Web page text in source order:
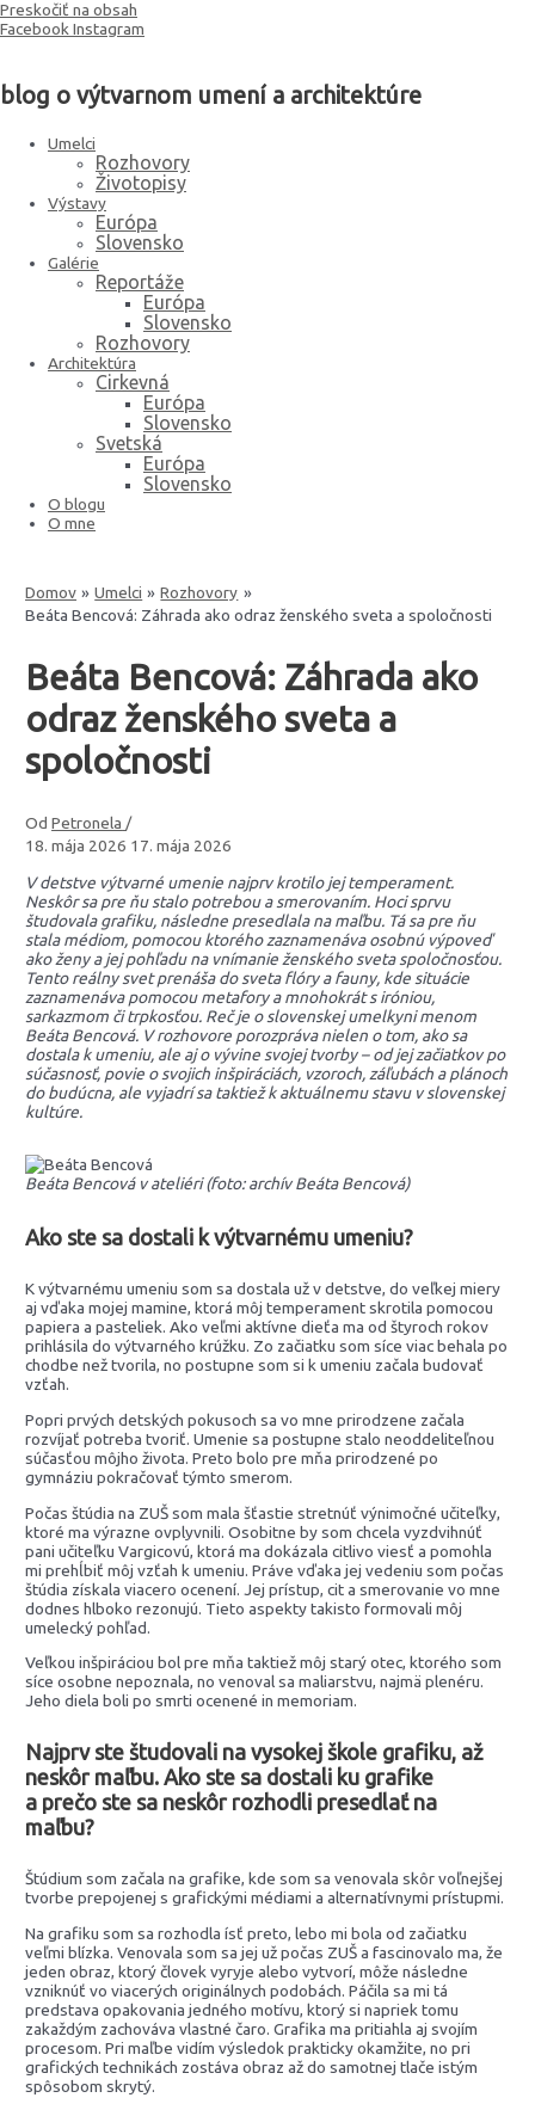
Preskočiť na obsah
Facebook Instagram
blog o výtvarnom umení a architektúre
Umelci
Rozhovory
Životopisy
Výstavy
Európa
Slovensko
Galérie
Reportáže
Európa
Slovensko
Rozhovory
Architektúra
Cirkevná
Európa
Slovensko
Svetská
Európa
Slovensko
O blogu
O mne
Domov Umelci
Rozhovory
Beáta Bencová: Záhrada ako odraz ženského sveta a spoločnosti
Beáta Bencová: Záhrada ako
odraz ženského sveta a
spoločnosti
Od Petronela /
18. mája 2026 17. mája 2026
V detstve výtvarné umenie najprv krotilo jej temperament.
Neskôr sa pre ňu stalo potrebou a smerovaním. Hoci sprvu
študovala grafiku, následne presedlala na maľbu. Tá sa pre ňu
stala médiom, pomocou ktorého zaznamenáva osobnú výpoveď
ako ženy a jej pohľadu na vnímanie ženského sveta spoločnosťou.
Tento reálny svet prenáša do sveta flóry a fauny, kde situácie
zaznamenáva pomocou metafory a mnohokrát s iróniou,
sarkazmom či trpkosťou. Reč je o slovenskej umelkyni menom
Beáta Bencová. V rozhovore porozpráva nielen o tom, ako sa
dostala k umeniu, ale aj o vývine svojej tvorby – od jej začiatkov po
súčasnosť, povie o svojich inšpiráciách, vzoroch, záľubách a plánoch
do budúcna, ale vyjadrí sa taktiež k aktuálnemu stavu v slovenskej
kultúre.
Beáta Bencová v ateliéri (foto: archív Beáta Bencová)
Ako ste sa dostali k výtvarnému umeniu?
K výtvarnému umeniu som sa dostala už v detstve, do veľkej miery
aj vďaka mojej mamine, ktorá môj temperament skrotila pomocou
papiera a pasteliek. Ako veľmi aktívne dieťa ma od štyroch rokov
prihlásila do výtvarného krúžku. Zo začiatku som síce viac behala po
chodbe než tvorila, no postupne som si k umeniu začala budovať
vzťah.
Popri prvých detských pokusoch sa vo mne prirodzene začala
rozvíjať potreba tvoriť. Umenie sa postupne stalo neoddeliteľnou
súčasťou môjho života. Preto bolo pre mňa prirodzené po
gymnáziu pokračovať týmto smerom.
Počas štúdia na ZUŠ som mala šťastie stretnúť výnimočné učiteľky,
ktoré ma výrazne ovplyvnili. Osobitne by som chcela vyzdvihnúť
pani učiteľku Vargicovú, ktorá ma dokázala citlivo viesť a pomohla
mi prehĺbiť môj vzťah k umeniu. Práve vďaka jej vedeniu som počas
štúdia získala viacero ocenení. Jej prístup, cit a smerovanie vo mne
dodnes hlboko rezonujú. Tieto aspekty takisto formovali môj
umelecký pohľad.
Veľkou inšpiráciou bol pre mňa taktiež môj starý otec, ktorého som
síce osobne nepoznala, no venoval sa maliarstvu, najmä plenéru.
Jeho diela boli po smrti ocenené in memoriam.
Najprv ste študovali na vysokej škole grafiku, až
neskôr maľbu. Ako ste sa dostali ku grafike
a prečo ste sa neskôr rozhodli presedlať na
maľbu?
Štúdium som začala na grafike, kde som sa venovala skôr voľnejšej
tvorbe prepojenej s grafickými médiami a alternatívnymi prístupmi.
Na grafiku som sa rozhodla ísť preto, lebo mi bola od začiatku
veľmi blízka. Venovala som sa jej už počas ZUŠ a fascinovalo ma, že
jeden obraz, ktorý človek vyryje alebo vytvorí, môže následne
vzniknúť vo viacerých originálnych podobách. Páčila sa mi tá
predstava opakovania jedného motívu, ktorý si napriek tomu
zakaždým zachováva vlastné čaro. Grafika ma pritiahla aj svojím
procesom. Pri maľbe vidím výsledok prakticky okamžite, no pri
grafických technikách zostáva obraz až do samotnej tlače istým
spôsobom skrytý.